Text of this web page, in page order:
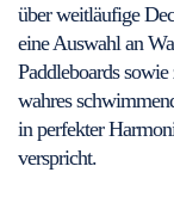
über weitläufige
eine Auswahl an
Paddleboards
wahres
in perfekter
verspricht.